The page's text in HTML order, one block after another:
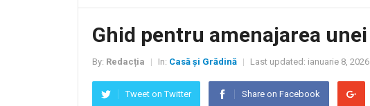
Ghid pentru amenajarea
By: Redacția In: Casă și Grădină Last updated: ianuarie 8, 2026
Tweet on Twitter Share on Facebook